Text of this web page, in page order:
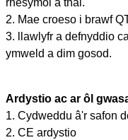
rhesymol â thâl.
2. Mae croeso i brawf
3. llawlyfr a defnyddio
ymweld a dim gosod.
Ardystio ac ar ôl
1. Cydweddu â'r safon
2. CE ardystio